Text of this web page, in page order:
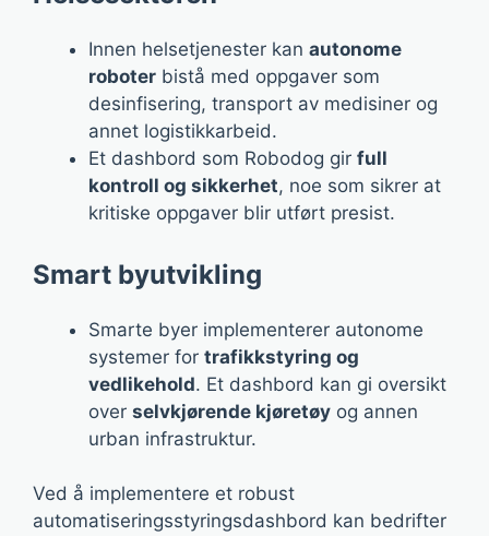
Innen helsetjenester kan autonome
roboter bistå med oppgaver som
desinfisering, transport av medisiner og
annet logistikkarbeid.
Et dashbord som Robodog gir full
kontroll og sikkerhet, noe som sikrer at
kritiske oppgaver blir utført presist.
Smart byutvikling
Smarte byer implementerer autonome
systemer for trafikkstyring og
vedlikehold. Et dashbord kan gi oversikt
over selvkjørende kjøretøy og annen
urban infrastruktur.
Ved å implementere et robust
automatiseringsstyringsdashbord kan bedrifter